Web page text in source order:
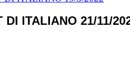
DI ITALIANO 21/11/